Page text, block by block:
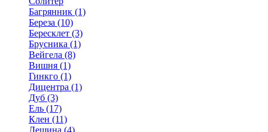
Багрянник (1)
Береза (10)
Бересклет (3)
Брусника (1)
Вейгела (8)
Вишня (1)
Гинкго (1)
Дицентра (1)
Дуб (3)
Ель (17)
Клен (11)
Лещина (4)